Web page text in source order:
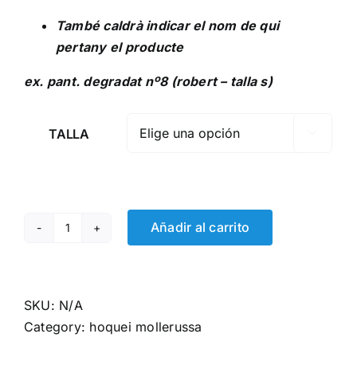
També caldrà indicar el nom de qui
pertany el producte
ex. pant. degradat nº8 (robert – talla s)
TALLA
Pantaló
Hoquei
Mollerussa
Añadir al carrito
SKU: N/A
Category: hoquei mollerussa